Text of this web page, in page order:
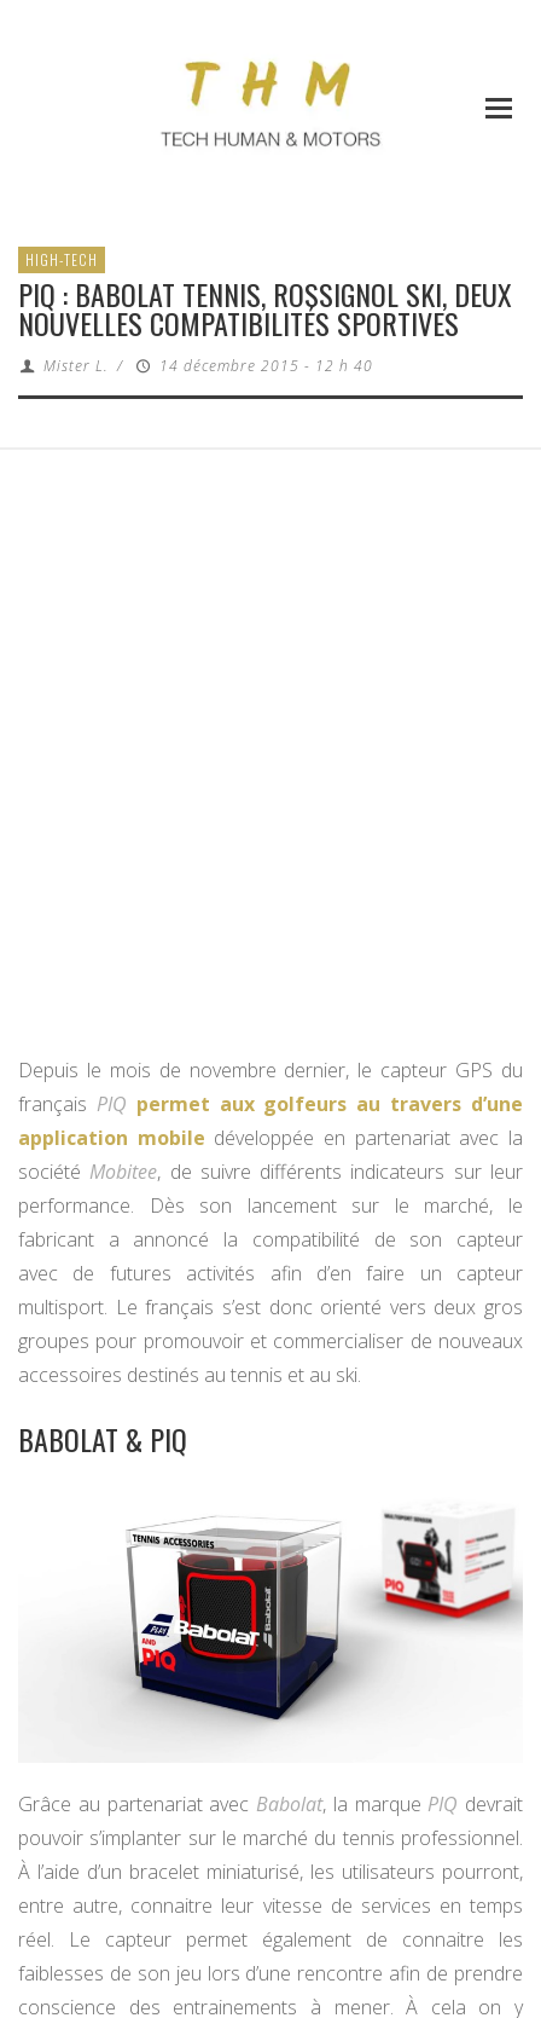
HIGH-TECH
PIQ : BABOLAT TENNIS, ROSSIGNOL SKI, DEUX
NOUVELLES COMPATIBILITÉS SPORTIVES
Mister L. / 14 décembre 2015 - 12 h 40
Depuis le mois de novembre dernier, le capteur GPS du
français PIQ permet aux golfeurs au travers d’une
application mobile développée en partenariat avec la
société Mobitee, de suivre différents indicateurs sur leur
performance. Dès son lancement sur le marché, le
fabricant a annoncé la compatibilité de son capteur
avec de futures activités afin d’en faire un capteur
multisport. Le français s’est donc orienté vers deux gros
groupes pour promouvoir et commercialiser de nouveaux
accessoires destinés au tennis et au ski.
BABOLAT & PIQ
Grâce au partenariat avec Babolat, la marque PIQ devrait
pouvoir s’implanter sur le marché du tennis professionnel.
À l’aide d’un bracelet miniaturisé, les utilisateurs pourront,
entre autre, connaitre leur vitesse de services en temps
réel. Le capteur permet également de connaitre les
faiblesses de son jeu lors d’une rencontre afin de prendre
conscience des entrainements à mener. À cela on y